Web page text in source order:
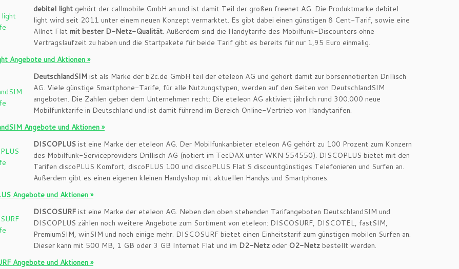
debitel light gehört der callmobile GmbH an und ist damit Teil der großen freenet AG. Die Produktmarke debitel
light wird seit 2011 unter einem neuen Konzept vermarktet. Es gibt dabei einen günstigen 8 Cent-Tarif, sowie eine
Allnet Flat mit bester D-Netz-Qualität. Außerdem sind die Handytarife des Mobilfunk-Discounters ohne
Vertragslaufzeit zu haben und die Startpakete für beide Tarif gibt es bereits für nur 1,95 Euro einmalig.
Angebote und Aktionen »
DeutschlandSIM ist als Marke der b2c.de GmbH teil der eteleon AG und gehört damit zur börsennotierten Drillisch
AG. Viele günstige Smartphone-Tarife, für alle Nutzungstypen, werden auf den Seiten von DeutschlandSIM
angeboten. Die Zahlen geben dem Unternehmen recht: Die eteleon AG aktiviert jährlich rund 300.000 neue
Mobilfunktarife in Deutschland und ist damit führend im Bereich Online-Vertrieb von Handytarifen.
Angebote und Aktionen »
DISCOPLUS ist eine Marke der eteleon AG. Der Mobilfunkanbieter eteleon AG gehört zu 100 Prozent zum Konzern
des Mobilfunk-Serviceproviders Drillisch AG (notiert im TecDAX unter WKN 554550). DISCOPLUS bietet mit den
Tarifen discoPLUS Komfort, discoPLUS 100 und discoPLUS Flat S discountgünstiges Telefonieren und Surfen an.
Außerdem gibt es einen eigenen kleinen Handyshop mit aktuellen Handys und Smartphones.
Angebote und Aktionen »
DISCOSURF ist eine Marke der eteleon AG. Neben den oben stehenden Tarifangeboten DeutschlandSIM und
DISCOPLUS zählen noch weitere Angebote zum Sortiment von eteleon: DISCOSURF, DISCOTEL, fastSIM,
PremiumSIM, winSIM und noch einige mehr. DISCOSURF bietet einen Einheitstarif zum günstigen mobilen Surfen an.
Dieser kann mit 500 MB, 1 GB oder 3 GB Internet Flat und im D2-Netz oder O2-Netz bestellt werden.
Angebote und Aktionen »